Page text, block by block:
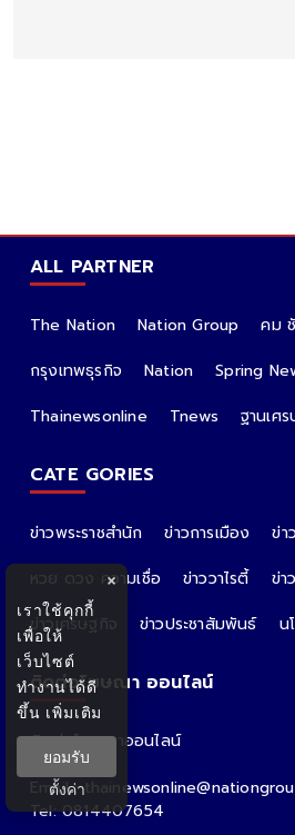
ALL PARTNER
The Nation Nation Group
คม
กรุงเทพธุรกิจ
Nation
Spring
Thainewsonline
Tnews ฐานเศ
CATE GORIES
ข่าวพระราชสำนัก ข่าวการเมือง ข่
หวย ดวง ความเชื่อ
ข่าววาไรตี้
ข่า
ข่าวเศรษฐกิจ
ข่าวประชาสัมพันธ์ น
ติดต่อโฆษณา ออนไลน์
ติดต่อโฆษณาออนไลน์
คุณอ้อ
Email :
Tel: 0814407654
×
เราใช้คุกกี้
เพื่อให้
เว็บไซต์
ทำงานได้ดี
ขึ้น เพิ่มเติม
ยอมรับ
ตั้งค่า